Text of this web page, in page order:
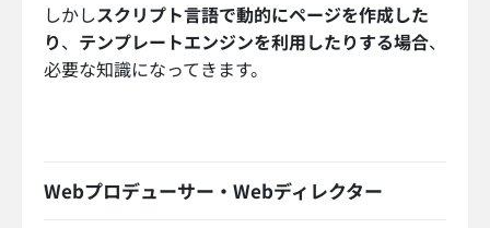
しかしスクリプト言語で動的にページを作成した
り、 テンプレートエンジンを利用したりする場合、
必要な知識になってきます。
Webプロデューサー・Webディレクター